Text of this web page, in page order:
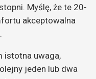
Myślę, że te 20-
akceptowalna
istotna uwaga,
jeden lub dwa